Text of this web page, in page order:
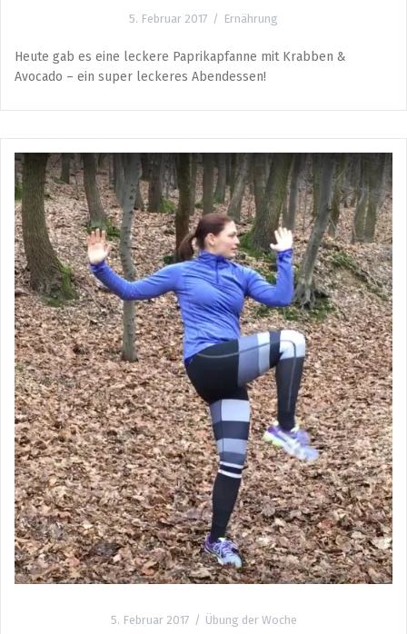
5. Februar 2017 Ernährung
Heute gab es eine leckere Paprikapfanne mit Krabben &
Avocado – ein super leckeres Abendessen!
5. Februar 2017 Übung der Woche